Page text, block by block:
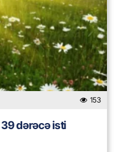
153
dərəcə isti